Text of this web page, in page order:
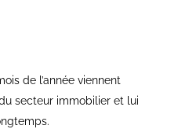
de l’année viennent
secteur immobilier et lui